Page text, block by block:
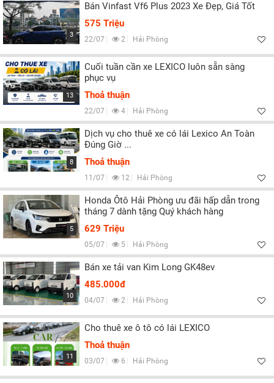
3
Bán Vinfast Vf6 Plus 2023 Xe Đẹp, Giá Tốt
575 Triệu
22/07 2 Hải Phòng
13
Cuối tuần cần xe LEXICO luôn sẵn sàng
phục vụ
Thoả thuận
22/07 4 Hải Phòng
8
Dịch vụ cho thuê xe có lái Lexico An Toàn
Đúng Giờ ...
Thoả thuận
11/07 12 Hải Phòng
5
Honda Ôtô Hải Phòng ưu đãi hấp dẫn trong
tháng 7 dành tặng Quý khách hàng
629 Triệu
05/07 5 Hải Phòng
10
Bán xe tải van Kim Long GK48ev
485.000đ
04/07 2 Hải Phòng
11
Cho thuê xe ô tô có lái LEXICO
Thoả thuận
03/07 6 Hải Phòng